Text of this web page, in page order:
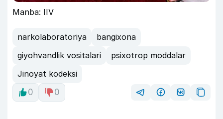
Manba: IIV
narkolaboratoriya
bangixona
giyohvandlik vositalari
psixotrop moddalar
Jinoyat kodeksi
0
0